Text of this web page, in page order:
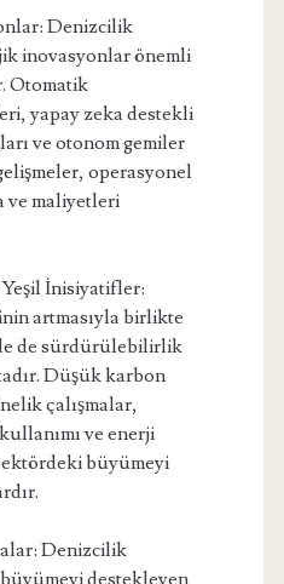
Denizcilik
inovasyonlar önemli
Otomatik
yapay zeka destekli
ve otonom gemiler
operasyonel
ve maliyetleri
İnisiyatifler:
artmasıyla birlikte
de sürdürülebilirlik
Düşük karbon
çalışmalar,
ve enerji
büyümeyi
Denizcilik
destekleyen